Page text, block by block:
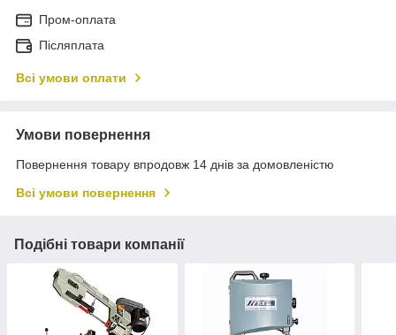
Пром-оплата
Післяплата
Всі умови оплати
Умови повернення
Повернення товару впродовж 14 днів за домовленістю
Всі умови повернення
Подібні товари компанії